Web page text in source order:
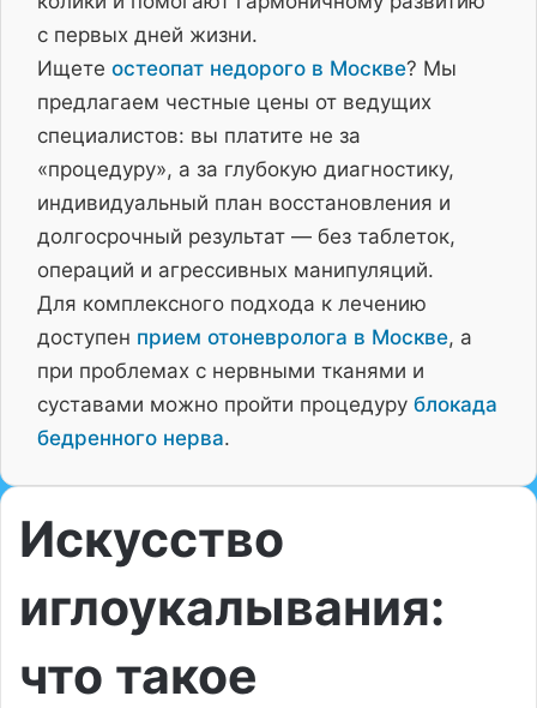
с первых дней жизни.
Ищете остеопат недорого в Москве? Мы
предлагаем честные цены от ведущих
специалистов: вы платите не за
«процедуру», а за глубокую диагностику,
индивидуальный план восстановления и
долгосрочный результат — без таблеток,
операций и агрессивных манипуляций.
Для комплексного подхода к лечению
доступен прием отоневролога в Москве, а
при проблемах с нервными тканями и
суставами можно пройти процедуру блокада
бедренного нерва.
Искусство
иглоукалывания:
что такое